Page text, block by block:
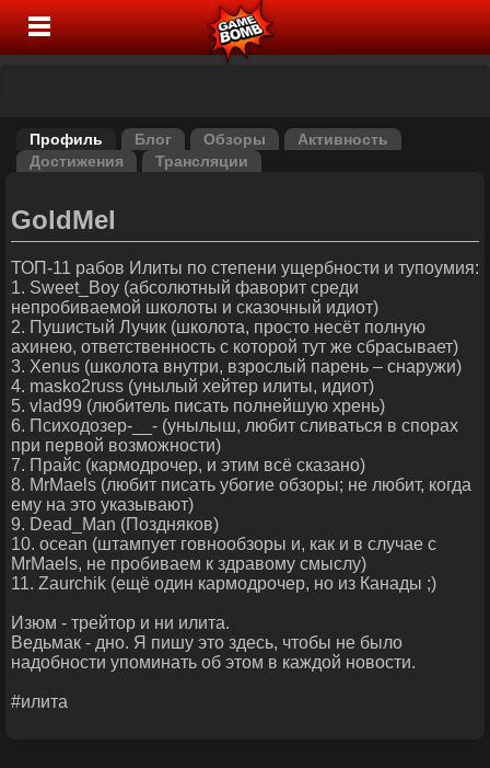
Профиль Блог Обзоры
Активность
Достижения
Трансляции
GoldMel
ТОП-11 рабов Илиты по степени ущербности и тупоумия:
1. Swеet_Boy (абсолютный фаворит среди
непробиваемой школоты и сказочный идиот)
2. Пушистый Лучик (школота, просто несёт полную
ахинею, ответственность с которой тут же сбрасывает)
3. Xenus (школота внутри, взрослый парень – снаружи)
4. masko2russ (унылый хейтер илиты, идиот)
5. vlad99 (любитель писать полнейшую хрень)
6. Психодозер-__- (унылыш, любит сливаться в спорах
при первой возможности)
7. Прайс (кармодрочер, и этим всё сказано)
8. MrMaels (любит писать убогие обзоры; не любит, когда
ему на это указывают)
9. Dead_Man (Поздняков)
10. ocean (штампует говнообзоры и, как и в случае с
MrMaels, не пробиваем к здравому смыслу)
11. Zaurchik (ещё один кармодрочер, но из Канады ;)
Изюм - трейтор и ни илита.
Ведьмак - дно. Я пишу это здесь, чтобы не было
надобности упоминать об этом в каждой новости.
#илита